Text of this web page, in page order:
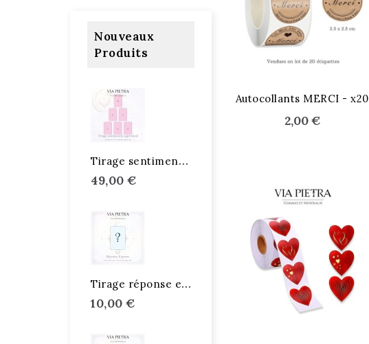
Nouveaux
Produits
T
irage sentimental approfondi
49,00 €
T
irage réponse express
10,00 €
Autocollants MERCI - x20
2,00 €